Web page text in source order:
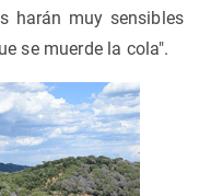
harán muy sensibles
se muerde la cola".